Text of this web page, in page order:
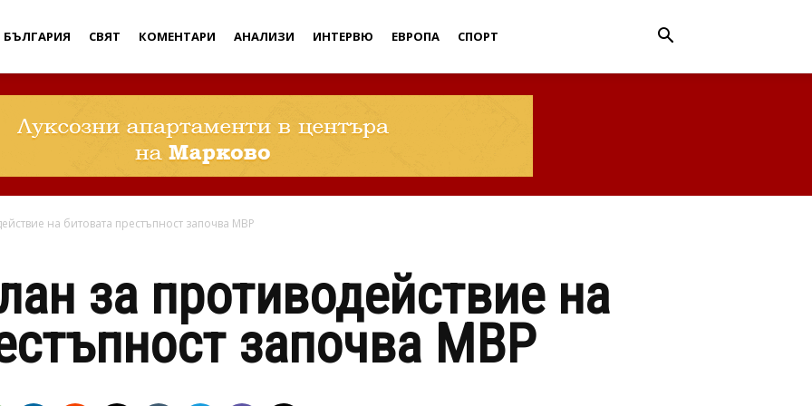
БЪЛГАРИЯ СВЯТ КОМЕНТАРИ АНАЛИЗИ ИНТЕРВЮ ЕВРОПА СПОРТ
на битовата престъпност започва МВР
за противодействие на
започва МВР